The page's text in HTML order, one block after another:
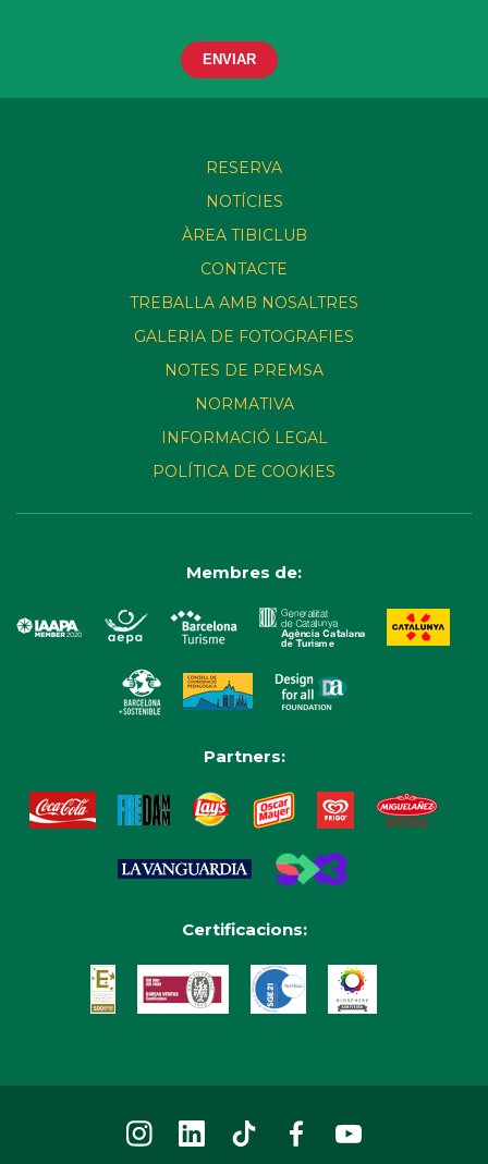
RESERVA
NOTÍCIES
ÀREA TIBICLUB
CONTACTE
TREBALLA AMB NOSALTRES
GALERIA DE FOTOGRAFIES
NOTES DE PREMSA
NORMATIVA
INFORMACIÓ LEGAL
POLÍTICA DE COOKIES
Membres de:
Partners:
Certificacions: